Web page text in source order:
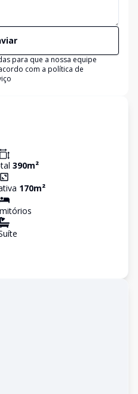
para que a nossa equipe
com a política de
390m²
170m²
s